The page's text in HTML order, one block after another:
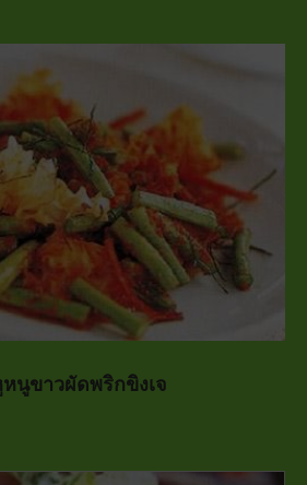
หนูขาวผัดพริกขิงเจ